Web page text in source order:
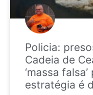
Policia:
Cadeia de
‘massa
estratégia é